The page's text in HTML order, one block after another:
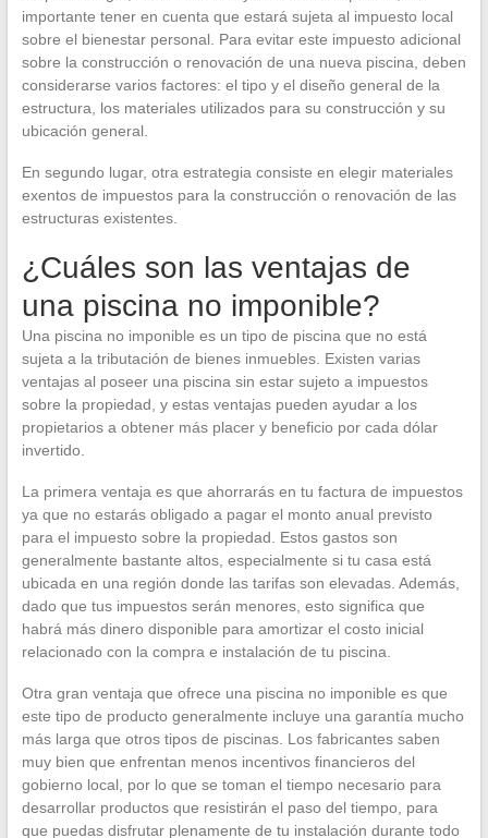
importante tener en cuenta que estará sujeta al impuesto local
sobre el bienestar personal. Para evitar este impuesto adicional
sobre la construcción o renovación de una nueva piscina, deben
considerarse varios factores: el tipo y el diseño general de la
estructura, los materiales utilizados para su construcción y su
ubicación general.
En segundo lugar, otra estrategia consiste en elegir materiales
exentos de impuestos para la construcción o renovación de las
estructuras existentes.
¿Cuáles son las ventajas de
una piscina no imponible?
Una piscina no imponible es un tipo de piscina que no está
sujeta a la tributación de bienes inmuebles. Existen varias
ventajas al poseer una piscina sin estar sujeto a impuestos
sobre la propiedad, y estas ventajas pueden ayudar a los
propietarios a obtener más placer y beneficio por cada dólar
invertido.
La primera ventaja es que ahorrarás en tu factura de impuestos
ya que no estarás obligado a pagar el monto anual previsto
para el impuesto sobre la propiedad. Estos gastos son
generalmente bastante altos, especialmente si tu casa está
ubicada en una región donde las tarifas son elevadas. Además,
dado que tus impuestos serán menores, esto significa que
habrá más dinero disponible para amortizar el costo inicial
relacionado con la compra e instalación de tu piscina.
Otra gran ventaja que ofrece una piscina no imponible es que
este tipo de producto generalmente incluye una garantía mucho
más larga que otros tipos de piscinas. Los fabricantes saben
muy bien que enfrentan menos incentivos financieros del
gobierno local, por lo que se toman el tiempo necesario para
desarrollar productos que resistirán el paso del tiempo, para
que puedas disfrutar plenamente de tu instalación durante todo